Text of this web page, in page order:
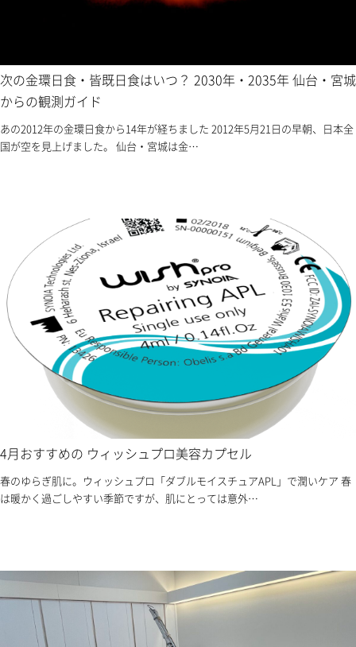
次の金環日食・皆既日食はいつ？ 2030年・2035年 仙台・宮城
からの観測ガイド
あの2012年の金環日食から14年が経ちました 2012年5月21日の早朝、日本全
国が空を見上げました。 仙台・宮城は金…
4月おすすめの ウィッシュプロ美容カプセル
春のゆらぎ肌に。ウィッシュプロ「ダブルモイスチュアAPL」で潤いケア 春
は暖かく過ごしやすい季節ですが、肌にとっては意外…